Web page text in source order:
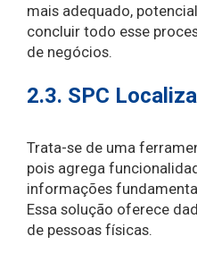
mais adequado,
concluir todo esse
de negócios.
2.3. SPC
Trata-se de uma
pois agrega
informações
Essa solução oferece
de pessoas físicas.